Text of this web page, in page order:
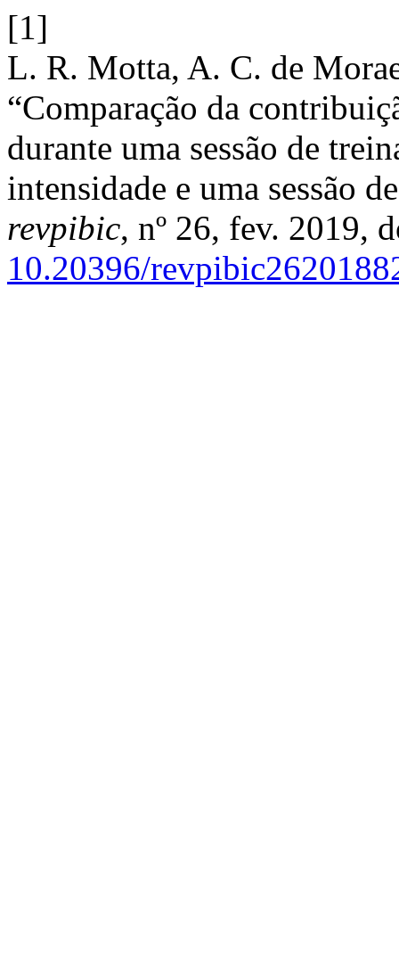
[1]
L. R. Motta, A. C. de
“Comparação da
durante uma sessão de
intensidade e uma sessão
revpibic, nº 26, fev. 2019,
10.20396/